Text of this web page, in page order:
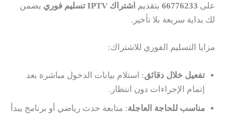
على 66776233بتقديماشتراك IPTV تسليم فوري
يضمن
لك بداية سريعة بلا تأخير.
مزايا التسليم الفوري للاشتراك:
تفعيل خلال دقائق: استلام بيانات الدخول مباشرة بعد
إتمام الإجراءات دون انتظار.
مناسب للحاجة العاجلة: متابعة حدث رياضي أو برنامج يبدأ